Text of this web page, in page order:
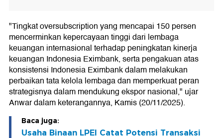
"Tingkat oversubscription yang mencapai 150 persen
mencerminkan kepercayaan tinggi dari lembaga
keuangan internasional terhadap peningkatan kinerja
keuangan Indonesia Eximbank, serta pengakuan atas
konsistensi Indonesia Eximbank dalam melakukan
perbaikan tata kelola lembaga dan memperkuat peran
strategisnya dalam mendukung ekspor nasional," ujar
Anwar dalam keterangannya, Kamis (20/11/2025).
Baca juga:
Usaha Binaan LPEI Catat Potensi Transaksi